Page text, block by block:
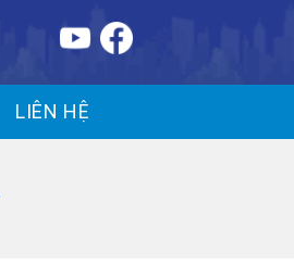
LIÊN HỆ